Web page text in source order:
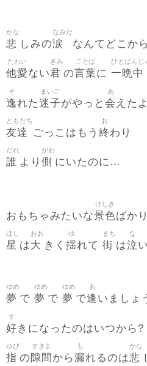
悲
かな
しみの涙
なみだ
なんてどこから
他愛
たわい
ない君
きみ
の言葉
ことば
に 一晩中
ひとばんじ
逸
そ
れた迷子
まいご
がやっと 会
あ
えた
友達
ともだち
ごっこはもう 終
お
わり
誰
だれ
より 側
がわ
にいたのに…
おもちゃみたいな景色
けしき
ばか
星
ほし
は大
おお
きく 揺
ゆ
れて 街
まち
は泣
な
夢
ゆめ
で 夢
ゆめ
で 夢
ゆめ
で逢
あ
いましょ
好
す
きになったのはいつから?
指
ゆび
の隙間
すきま
から漏
も
れるのは悲
かな